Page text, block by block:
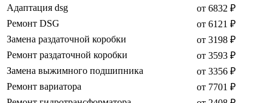
Адаптация dsg
от 6832 ₽
Ремонт DSG
от 6121 ₽
Замена раздаточной коробки
от 3198 ₽
Ремонт раздаточной коробки
от 3593 ₽
Замена выжимного подшипника
от 3356 ₽
Ремонт вариатора
от 7701 ₽